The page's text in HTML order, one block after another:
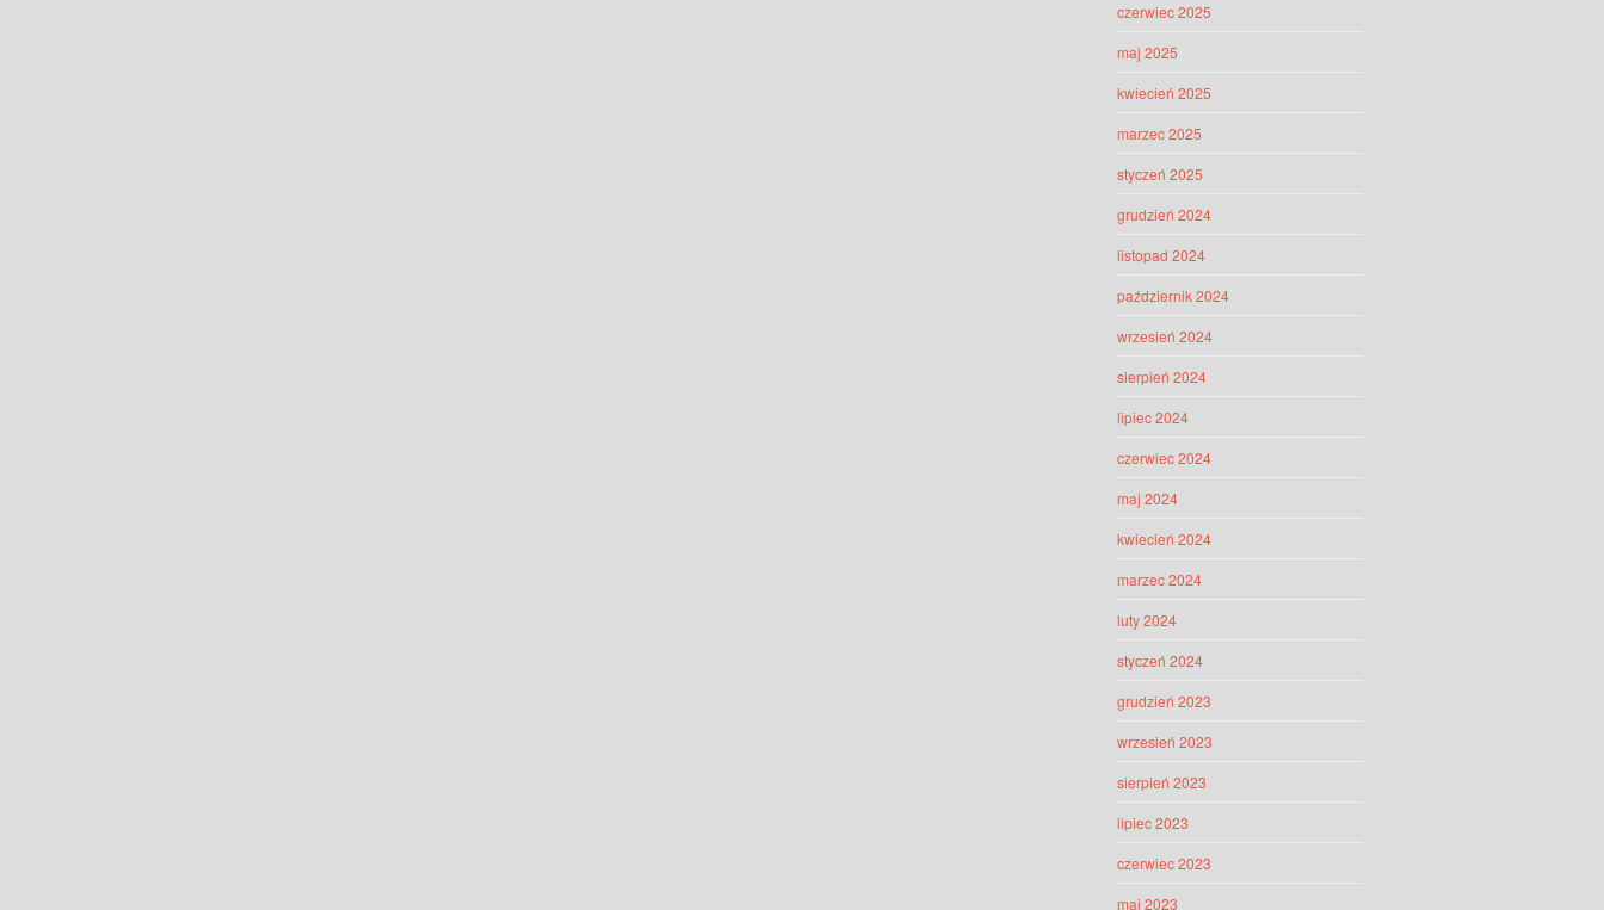
czerwiec 2025
maj 2025
kwiecień 2025
marzec 2025
styczeń 2025
grudzień 2024
listopad 2024
październik 2024
wrzesień 2024
sierpień 2024
lipiec 2024
czerwiec 2024
maj 2024
kwiecień 2024
marzec 2024
luty 2024
styczeń 2024
grudzień 2023
wrzesień 2023
sierpień 2023
lipiec 2023
czerwiec 2023
maj 2023